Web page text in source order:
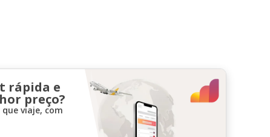
rápida e
preço?
viaje, com